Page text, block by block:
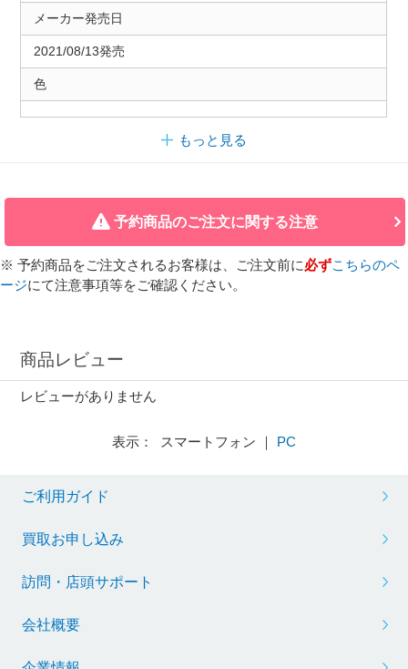
メーカー発売日
2021/08/13発売
色
もっと見る
予約商品のご注文に関する注意
※ 予約商品をご注文されるお客様は、ご注文前に必ずこちらのペ
ージにて注意事項等をご確認ください。
商品レビュー
レビューがありません
表示： スマートフォン ｜ PC
ご利用ガイド
買取お申し込み
訪問・店頭サポート
会社概要